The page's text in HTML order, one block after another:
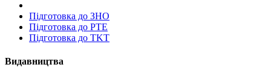
Пiдготовка до ЗНО
Підготовка до PTE
Підготовка до TKT
Видавництва